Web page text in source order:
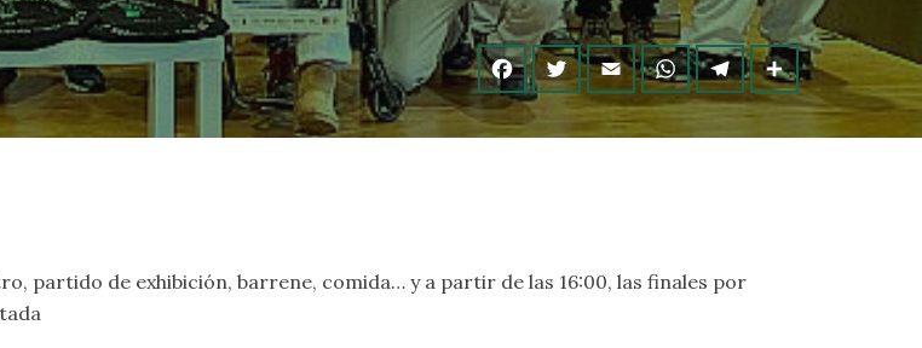
partido de exhibición, barrene, comida… y a partir de las 16:00, las finales por